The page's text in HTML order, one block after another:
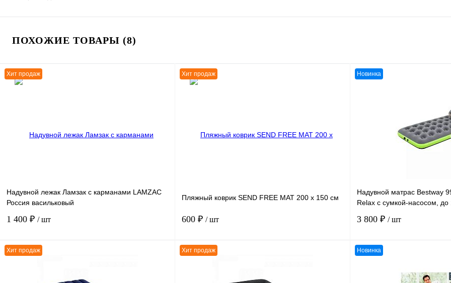
ПОХОЖИЕ ТОВАРЫ (8)
Хит продаж
Надувной лежак Ламзак с карманами LAMZAC
Россия васильковый
1 400 ₽ / шт
Хит продаж
Пляжный коврик SEND FREE MAT 200 х 150 см
600 ₽ / шт
Новинка
Надувной матрас Bestway
Relax с сумкой-насосом, до
3 800 ₽ / шт
Хит продаж Хит продаж Новинка